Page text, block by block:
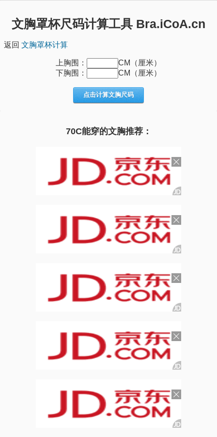
文胸罩杯尺码计算工具 Bra.iCoA.cn
返回 文胸罩杯计算
上胸围：
CM（厘米）
下胸围：
CM（厘米）
点击计算文胸尺码
70C能穿的文胸推荐：